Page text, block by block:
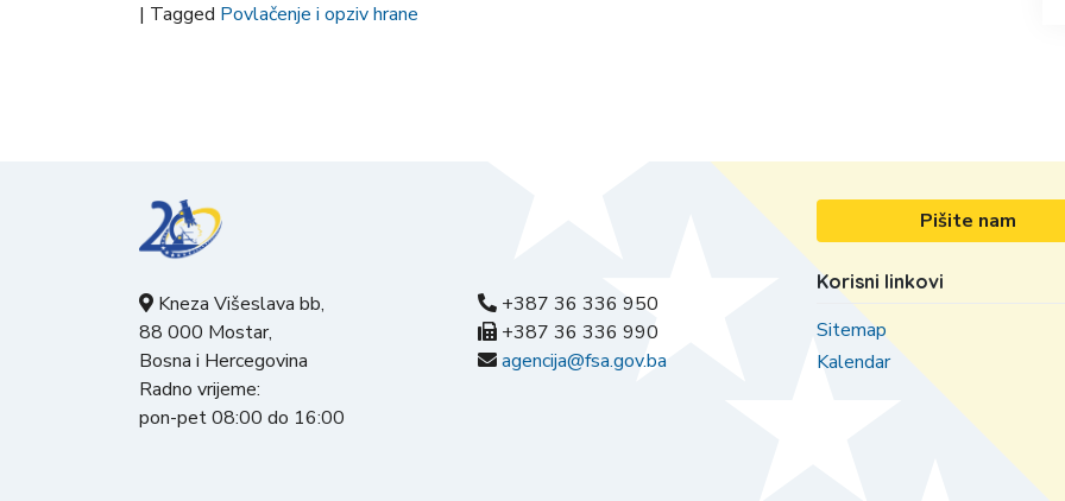
| Tagged Povlačenje i opziv hrane
Kneza Višeslava bb,
88 000 Mostar,
Bosna i Hercegovina
Radno vrijeme:
pon-pet 08:00 do 16:00
+387 36 336 950
+387 36 336 990
agencija@fsa.gov.ba
Pišite nam
Korisni linkovi
Sitemap
Kalendar